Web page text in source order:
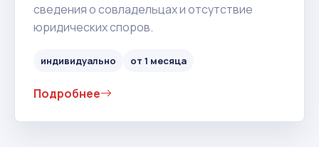
сведения о совладельцах и отсутствие
юридических споров.
индивидуально от 1 месяца
Подробнее